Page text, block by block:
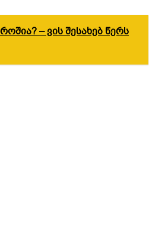
– ვის შესახებ წერს